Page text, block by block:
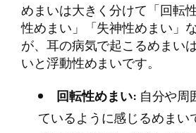
めまいは大きく分けて「回転
性めまい」「失神性めまい」
が、耳の病気で起こるめまい
いと浮動性めまいです。
回転性めまい: 自分や周
ているように感じるめまい